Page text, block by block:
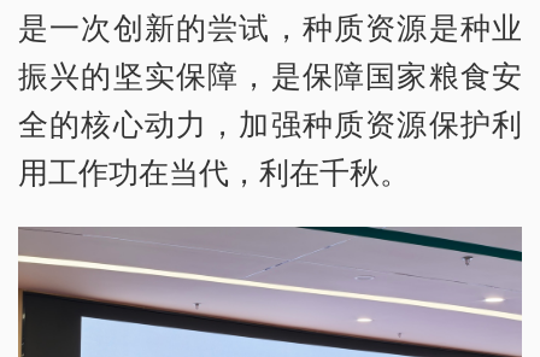
是一次创新的尝试，种质资源是种业
振兴的坚实保障，是保障国家粮食安
全的核心动力，加强种质资源保护利
用工作功在当代，利在千秋。